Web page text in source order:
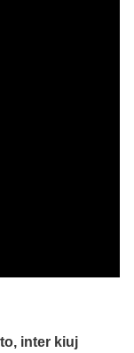
inter kiuj